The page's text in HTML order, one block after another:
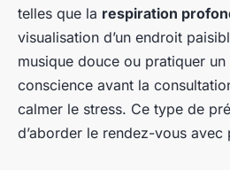
telles que la respiration
visualisation d’un endroit
musique douce ou pratiquer
conscience avant la
calmer le stress. Ce type de
d’aborder le rendez-vous avec